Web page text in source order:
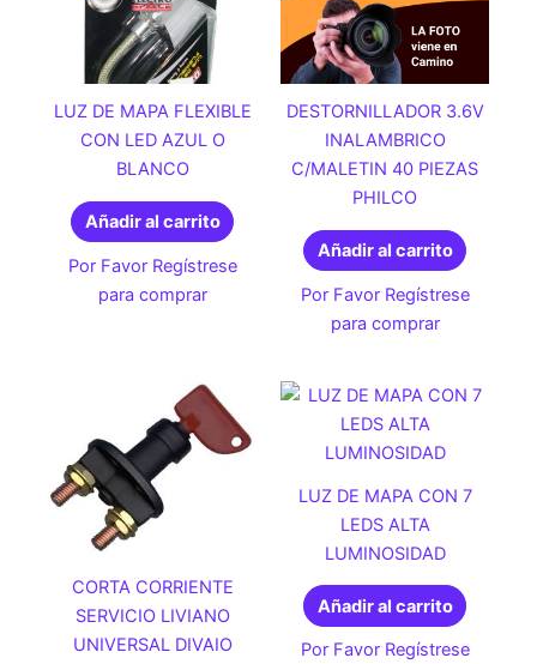
LUZ DE MAPA FLEXIBLE
CON LED AZUL O
BLANCO
Añadir al carrito
Por Favor Regístrese
para comprar
DESTORNILLADOR 3.6V
INALAMBRICO
C/MALETIN 40 PIEZAS
PHILCO
Añadir al carrito
Por Favor Regístrese
para comprar
CORTA CORRIENTE
SERVICIO LIVIANO
UNIVERSAL DIVAIO
LUZ DE MAPA CON 7
LEDS ALTA
LUMINOSIDAD
Añadir al carrito
Por Favor Regístrese